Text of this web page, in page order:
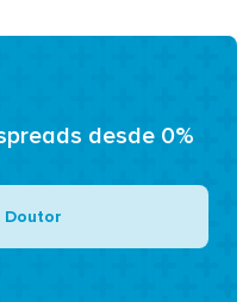
desde 0%
Doutor